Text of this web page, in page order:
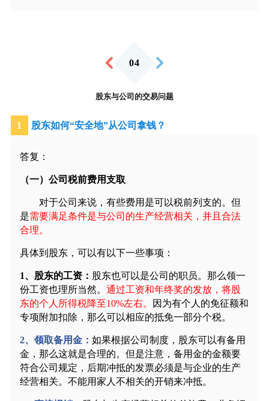
04
股东与公司的交易问题
1 股东如何“安全地”从公司拿钱？
答复：
（一）公司税前费用支取
对于公司来说，有些费用是可以税前列支的。但
是需要满足条件是与公司的生产经营相关，并且合法
合理。
具体到股东，可以有以下一些事项：
1、股东的工资： 股东也可以是公司的职员。那么领一
份工资也理所当然。 通过工资和年终奖的发放，将股
东的个人所得税降至10%左右。
因为有个人的免征额和
专项附加扣除，那么可以相应的抵免一部分个税。
2、领取备用金： 如果根据公司制度，股东可以有备用
金，那么这就是合理的。但是注意， 备用金的金额要
符合公司规定，后期冲抵的发票必须是与企业的生产
经营相关。 不能用家人不相关的开销来冲抵。